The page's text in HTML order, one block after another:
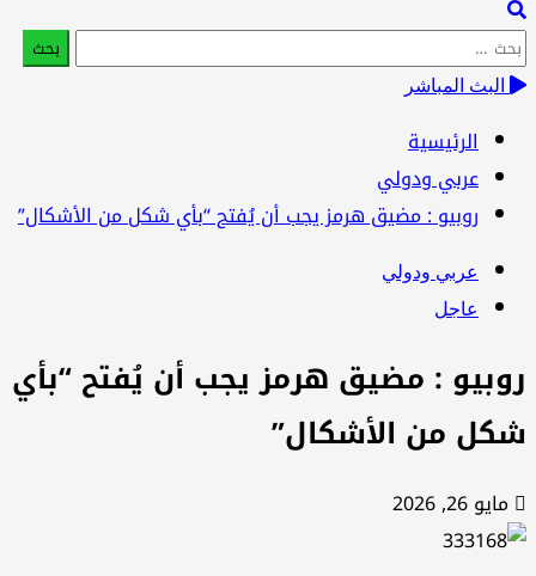
البث المباشر
الرئيسية
عربي ودولي
روبيو : مضيق هرمز يجب أن يُفتح “بأي شكل من الأشكال”
عربي ودولي
عاجل
: مضيق هرمز يجب أن يُفتح “بأي
من الأشكال”
مايو 26, 2026